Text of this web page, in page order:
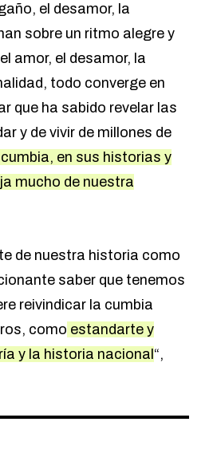
el desamor, la
sobre un ritmo alegre y
amor, el desamor, la
todo converge en
que ha sabido revelar las
y de vivir de millones de
en sus historias y
mucho de nuestra
de nuestra historia como
saber que tenemos
reivindicar la cumbia
como estandarte y
y la historia nacional “,